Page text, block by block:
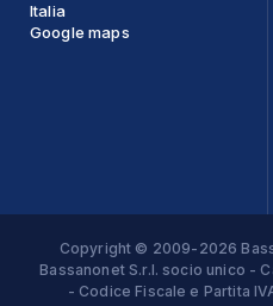
Italia
Google maps
Copyright © 2009-2026
Bassanonet S.r.l. socio unico -
- Codice Fiscale e Partita